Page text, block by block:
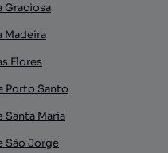
Graciosa
Madeira
Flores
Porto Santo
Maria
São Jorge